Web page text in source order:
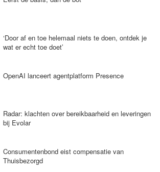
‘Door af en toe helemaal niets te doen, ontdek je
wat er echt toe doet’
OpenAI lanceert agentplatform Presence
Radar: klachten over bereikbaarheid en leveringen
bij Evolar
Consumentenbond eist compensatie van
Thuisbezorgd